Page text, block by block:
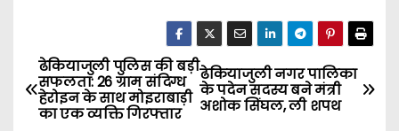
P
o
ढेकियाजुली नगर पालिका
के पदेन सदस्य बने मंत्री
अशोक सिंघल, ली शपथ
ढेकियाजुली पुलिस की बड़ी
सफलता: 26 ग्राम संदिग्ध
हेरोइन के साथ मोइराबाड़ी
का एक व्यक्ति गिरफ्तार